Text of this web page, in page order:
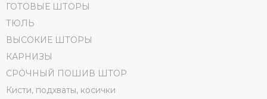
ГОТОВЫЕ ШТОРЫ
ТЮЛЬ
ВЫСОКИЕ ШТОРЫ
КАРНИЗЫ
СРОЧНЫЙ ПОШИВ ШТОР
Кисти, подхваты, косички